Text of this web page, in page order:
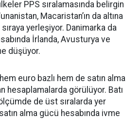
PPS sıralamasında belirgin
Macaristan’ın da altına
yerleşiyor. Danimarka da
İrlanda, Avusturya ve
düşüyor.
euro bazlı hem de satın alma
hesaplamalarda görülüyor. Batı
de üst sıralarda yer
alma gücü hesabında ivme